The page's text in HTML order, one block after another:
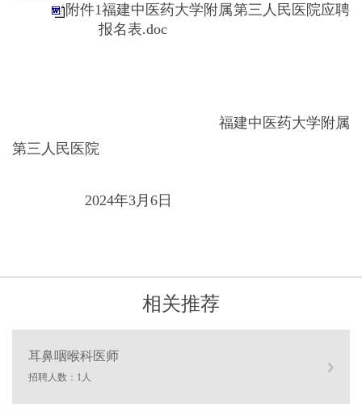
附件1福建中医药大学附属第三人民医院应聘
报名表.doc
福建中医药大学附属
第三人民医院
2024年3月6日
相关推荐
耳鼻咽喉科医师
招聘人数：1人